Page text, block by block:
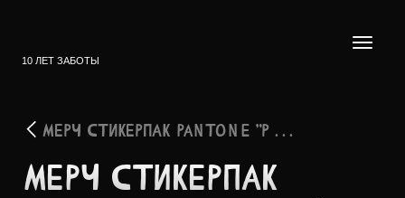
10 ЛЕТ ЗАБОТЫ
МЕРЧ СТИКЕРПАК PANTONE "Р . . .
МЕРЧ СТИКЕ­РПАК